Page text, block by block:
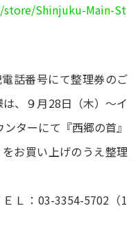
Shinjuku-Main-St
話番号にて整理券のご
、９月28日（木）～イ
ターにて『西郷の首』
お買い上げのうえ整理
Ｌ：03-3354-5702（1